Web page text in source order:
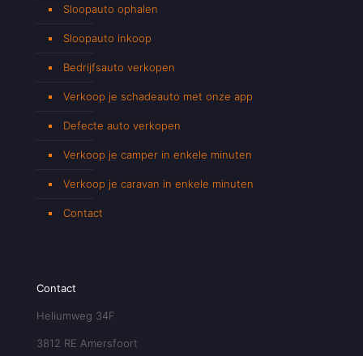
Sloopauto ophalen
Sloopauto inkoop
Bedrijfsauto verkopen
Verkoop je schadeauto met onze app
Defecte auto verkopen
Verkoop je camper in enkele minuten
Verkoop je caravan in enkele minuten
Contact
Contact
Heliumweg 34F
3812 RE Amersfoort